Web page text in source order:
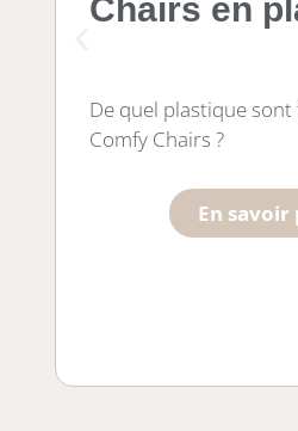
Chairs en
De quel plastique
Comfy Chairs ?
En savoir